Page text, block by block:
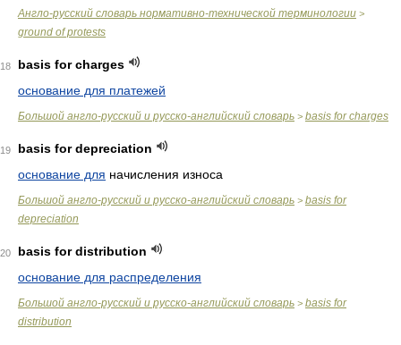
Англо-русский словарь нормативно-технической терминологии >
ground of protests
18
basis for charges
основание для платежей
Большой англо-русский и русско-английский словарь > basis for charges
19
basis for depreciation
основание для начисления износа
Большой англо-русский и русско-английский словарь > basis for
depreciation
20
basis for distribution
основание для распределения
Большой англо-русский и русско-английский словарь > basis for
distribution